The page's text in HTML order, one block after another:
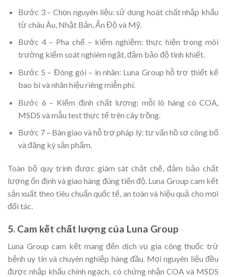
Bước 3 – Chọn nguyên liệu: sử dụng hoạt chất nhập khẩu
từ châu Âu, Nhật Bản, Ấn Độ và Mỹ.
Bước 4 – Pha chế – kiểm nghiệm: thực hiện trong môi
trường kiểm soát nghiêm ngặt, đảm bảo độ tinh khiết.
Bước 5 – Đóng gói – in nhãn: Luna Group hỗ trợ thiết kế
bao bì và nhãn hiệu riêng miễn phí.
Bước 6 – Kiểm định chất lượng: mỗi lô hàng có COA,
MSDS và mẫu test thực tế trên cây trồng.
Bước 7 – Bàn giao và hỗ trợ pháp lý: tư vấn hồ sơ công bố
và đăng ký sản phẩm.
Toàn bộ quy trình được giám sát chặt chẽ, đảm bảo chất
lượng ổn định và giao hàng đúng tiến độ. Luna Group cam kết
sản xuất theo tiêu chuẩn quốc tế, an toàn và hiệu quả cho mọi
đối tác.
5. Cam kết chất lượng của Luna Group
Luna Group cam kết mang đến dịch vụ gia công thuốc trừ
bệnh uy tín và chuyên nghiệp hàng đầu. Mọi nguyên liệu đều
được nhập khẩu chính ngạch, có chứng nhận COA và MSDS